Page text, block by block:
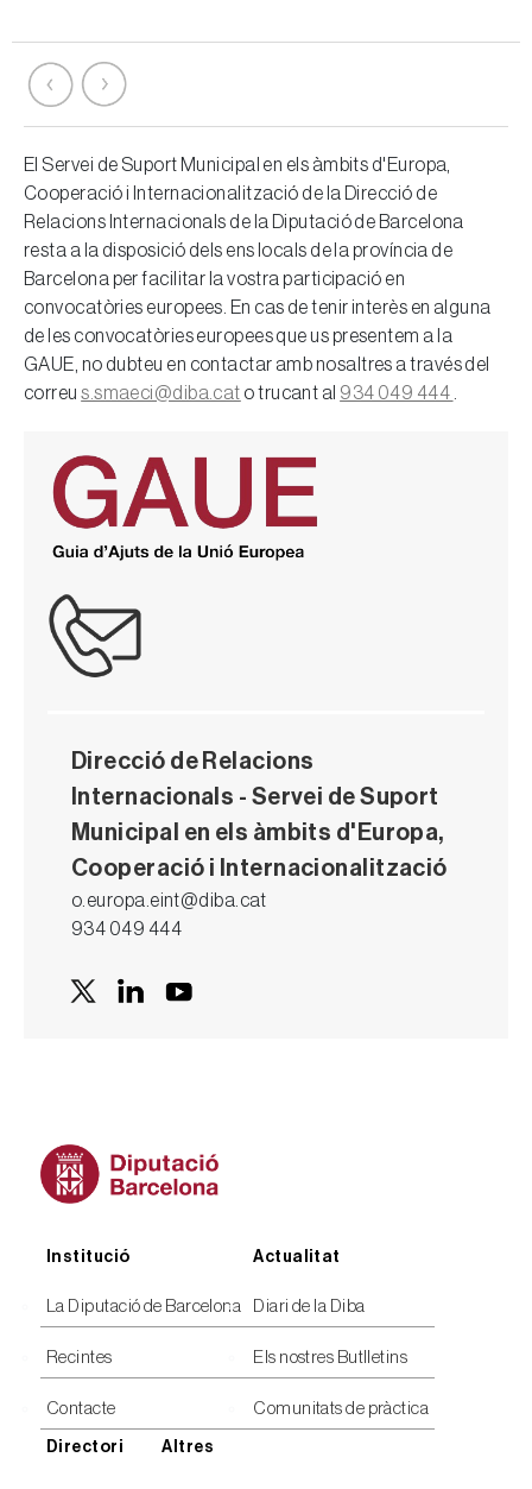
El Servei de Suport Municipal en els àmbits d'Europa,
Cooperació i Internacionalització de la Direcció de
Relacions Internacionals de la Diputació de Barcelona
resta a la disposició dels ens locals de la província de
Barcelona per facilitar la vostra participació en
convocatòries europees. En cas de tenir interès en alguna
de les convocatòries europees que us presentem a la
GAUE, no dubteu en contactar amb nosaltres a través del
correus.smaeci@diba.cat o trucant al 934 049 444
Direcció de Relacions
Internacionals - Servei de Suport
Municipal en els àmbits d'Europa,
Cooperació i Internacionalització
o.europa.eint@diba.cat
934 049 444
Peu
Institució
La Diputació de Barcelona
Recintes
Contacte
Actualitat
Diari de la Diba
Els nostres Butlletins
Comunitats de pràctica
Directori Altres